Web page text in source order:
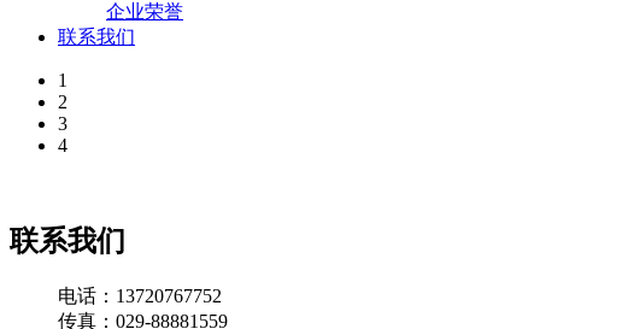
企业荣誉
联系我们
1
2
3
4
联系我们
电话：13720767752
传真：029-88881559